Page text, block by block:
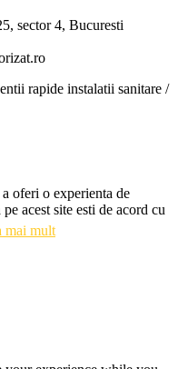
sector 4, Bucuresti
rapide instalatii sanitare /
oferi o experienta de
acest site esti de acord cu
mai mult